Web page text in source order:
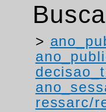
>
ressarc/